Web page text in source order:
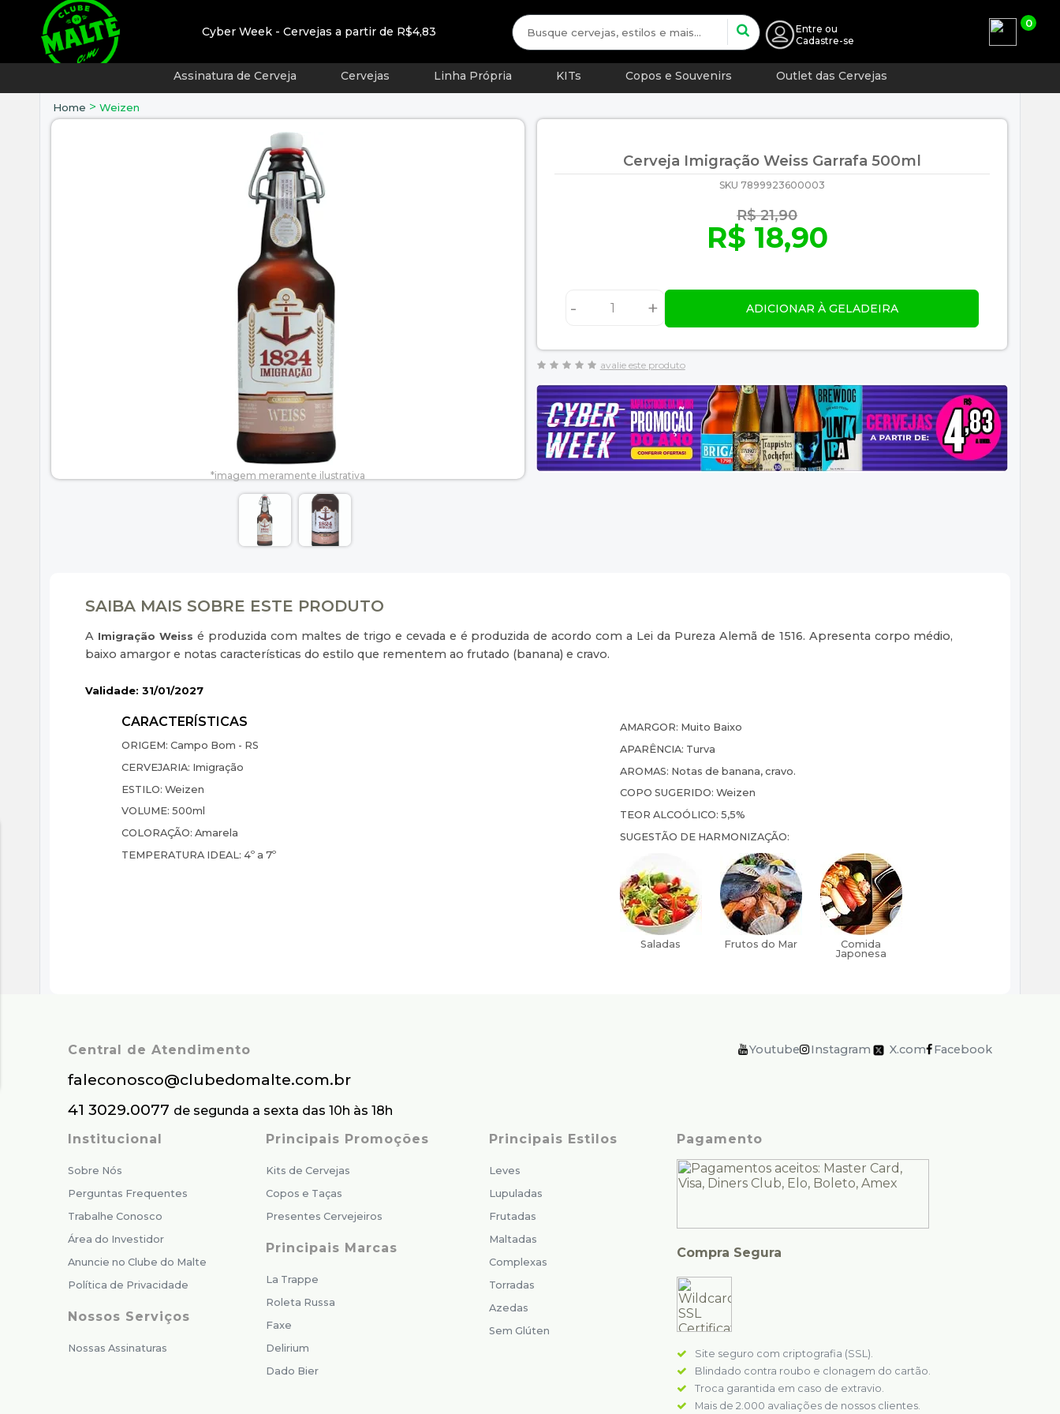
Cyber Week - Cervejas a partir de R$4,83 Entre ou
Cadastre-se
0
Assinatura de Cerveja Cervejas Linha Própria KITs Copos e Souvenirs Outlet das Cervejas
Home > Weizen
Cerveja Imigração Weiss Garrafa 500ml
SKU 7899923600003
R$ 21,90
R$ 18,90
- + ADICIONAR À GELADEIRA
avalie este produto
SAIBA MAIS SOBRE ESTE PRODUTO
A Imigração Weiss é produzida com maltes de trigo e cevada e é produzida de acordo com a Lei da Pureza Alemã de 1516. Apresenta corpo médio,
baixo amargor e notas características do estilo que rementem ao frutado (banana) e cravo.
Validade: 31/01/2027
ORIGEM: Campo Bom - RS
CERVEJARIA: Imigração
ESTILO: Weizen
VOLUME: 500ml
COLORAÇÃO: Amarela
TEMPERATURA IDEAL: 4º a 7º
AMARGOR: Muito Baixo
APARÊNCIA: Turva
AROMAS: Notas de banana, cravo.
COPO SUGERIDO: Weizen
TEOR ALCOÓLICO: 5,5%
SUGESTÃO DE HARMONIZAÇÃO:
Central de Atendimento
faleconosco@clubedomalte.com.br
41 3029.0077 de segunda a sexta das 10h às 18h
Youtube Instagram X.com Facebook
Institucional
Sobre Nós
Perguntas Frequentes
Trabalhe Conosco
Área do Investidor
Anuncie no Clube do Malte
Política de Privacidade
Nossos Serviços
Nossas Assinaturas
Principais Promoções
Kits de Cervejas
Copos e Taças
Presentes Cervejeiros
Principais Marcas
La Trappe
Roleta Russa
Faxe
Delirium
Dado Bier
Principais Estilos
Leves
Lupuladas
Frutadas
Maltadas
Complexas
Torradas
Azedas
Sem Glúten
Pagamento
Compra Segura
Site seguro com criptografia (SSL).
Blindado contra roubo e clonagem do cartão.
Troca garantida em caso de extravio.
Mais de 2.000 avaliações de nossos clientes.